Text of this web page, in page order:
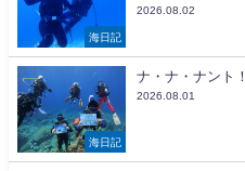
海日記
2026.08.02
海日記
ナ・ナ・ナント！
2026.08.01